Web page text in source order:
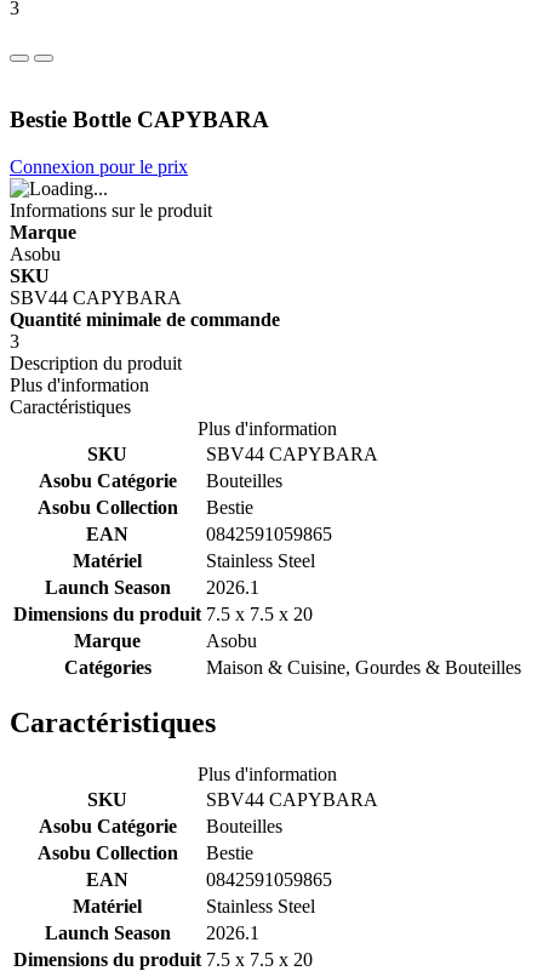
3
Bestie Bottle CAPYBARA
Connexion pour le prix
Informations sur le produit
Marque
Asobu
SKU
SBV44 CAPYBARA
Quantité minimale de commande
3
Description du produit
Plus d'information
Caractéristiques
Plus d'information
SKU
SBV44 CAPYBARA
Asobu Catégorie
Bouteilles
Asobu Collection
Bestie
EAN
0842591059865
Matériel
Stainless Steel
Launch Season
2026.1
Dimensions du produit 7.5 x 7.5 x 20
Marque
Asobu
Catégories
Maison & Cuisine, Gourdes & Bouteilles
Caractéristiques
Plus d'information
SKU
SBV44 CAPYBARA
Asobu Catégorie
Bouteilles
Asobu Collection
Bestie
EAN
0842591059865
Matériel
Stainless Steel
Launch Season
2026.1
Dimensions du produit 7.5 x 7.5 x 20